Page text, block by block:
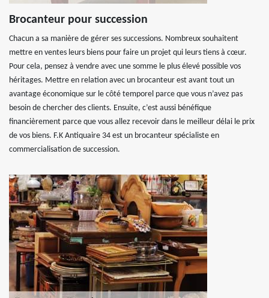
Brocanteur pour succession
Chacun a sa manière de gérer ses successions. Nombreux souhaitent
mettre en ventes leurs biens pour faire un projet qui leurs tiens à cœur.
Pour cela, pensez à vendre avec une somme le plus élevé possible vos
héritages. Mettre en relation avec un brocanteur est avant tout un
avantage économique sur le côté temporel parce que vous n’avez pas
besoin de chercher des clients. Ensuite, c’est aussi bénéfique
financièrement parce que vous allez recevoir dans le meilleur délai le prix
de vos biens. F.K Antiquaire 34 est un brocanteur spécialiste en
commercialisation de succession.